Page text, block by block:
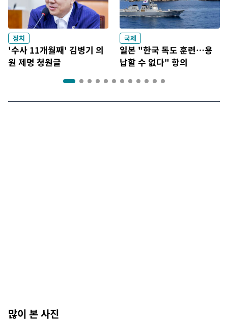
정치
'수사 11개월째' 김병기 의
원 제명 청원글
국제
일본 "한국 독도 훈련…용
납할 수 없다" 항의
많이 본 사진